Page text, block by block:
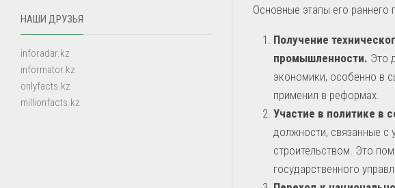
Основные этапы его раннего
Получение
промышленности. Это
экономики, особенно в
применил в реформах.
Участие в политике в
должности, связанные
строительством. Это
государственного
НАШИ ДРУЗЬЯ
inforadar.kz
informator.kz
onlyfacts.kz
millionfacts.kz